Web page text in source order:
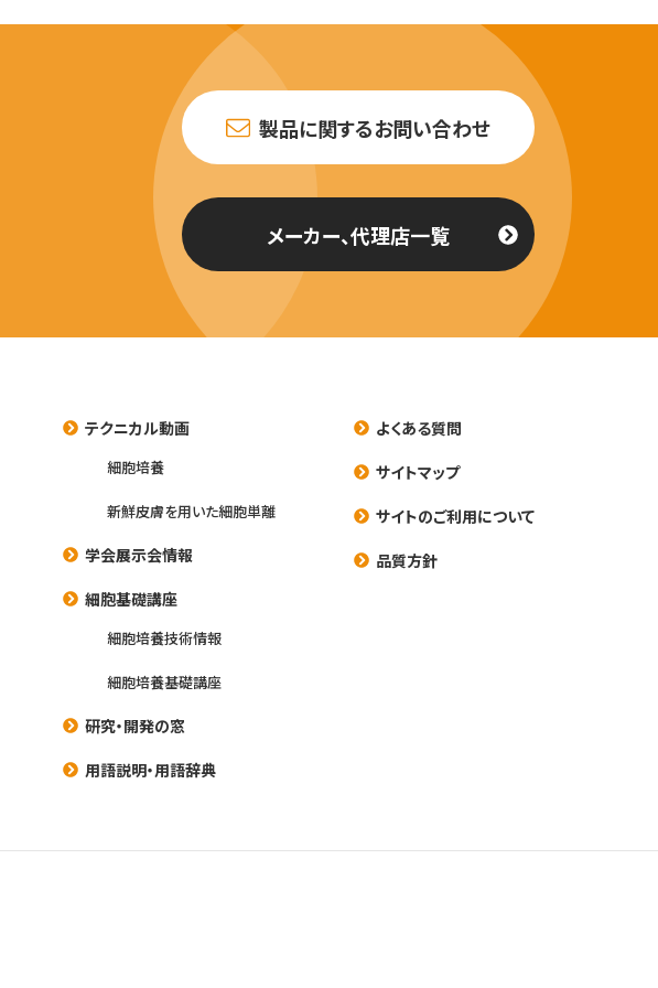
製品に関するお問い合わせ
メーカー、代理店一覧
テクニカル動画
細胞培養
新鮮皮膚を用いた細胞単離
学会展示会情報
細胞基礎講座
細胞培養技術情報
細胞培養基礎講座
研究・開発の窓
用語説明・用語辞典
よくある質問
サイトマップ
サイトのご利用について
品質方針